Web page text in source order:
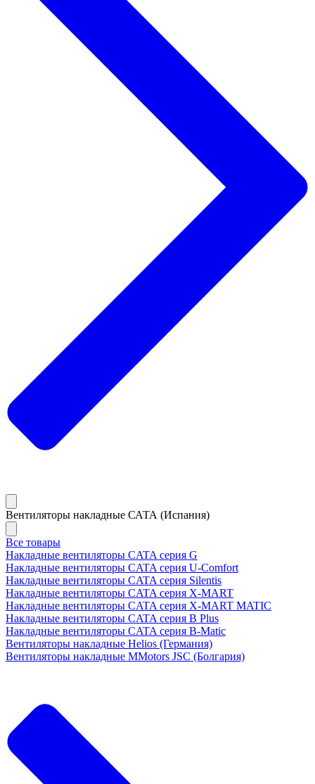
Вентиляторы накладные САТА (Испания)
Все товары
Накладные вентиляторы CATA серия G
Накладные вентиляторы CATA серия U-Comfort
Накладные вентиляторы CATA серия Silentis
Накладные вентиляторы CATA серия X-MART
Накладные вентиляторы CATA серия X-MART MATIC
Накладные вентиляторы CATA серия B Plus
Накладные вентиляторы CATA серия B-Matic
Вентиляторы накладные Helios (Германия)
Вентиляторы накладные MMotors JSC (Болгария)